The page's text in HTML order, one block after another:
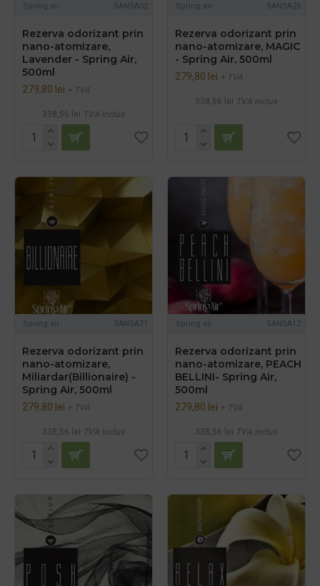
Spring air SANSA02
Rezerva odorizant prin
nano-atomizare,
Lavender - Spring Air,
500ml
279,80 lei + TVA
338,56 lei TVA inclus
Spring air SANSA25
Rezerva odorizant prin
nano-atomizare, MAGIC
- Spring Air, 500ml
279,80 lei + TVA
338,56 lei TVA inclus
Spring air SANSA71
Rezerva odorizant prin
nano-atomizare,
Miliardar(Billionaire) -
Spring Air, 500ml
279,80 lei + TVA
338,56 lei TVA inclus
Spring air SANSA12
Rezerva odorizant prin
nano-atomizare, PEACH
BELLINI- Spring Air,
500ml
279,80 lei + TVA
338,56 lei TVA inclus